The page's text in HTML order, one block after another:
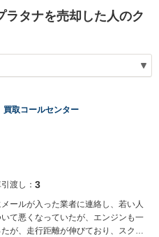
ラタナを売却した人のク
取コールセンター
渡し： 3
ールが入った業者に連絡し、若い人
て悪くなっていたが、エンジンも一
が、走行距離が伸びており、スクラ